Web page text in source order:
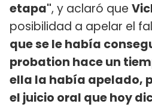
etapa", y aclaró que
posibilidad a apelar el
que se le había
probation hace un
ella la había apelado,
el juicio oral que hoy